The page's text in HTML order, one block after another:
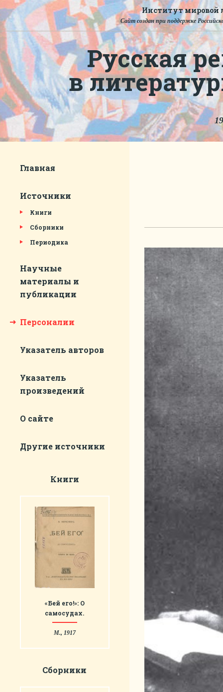
Институт мировой
Сайт создан при поддержке
Русская
в
Главная
Источники
Книги
Сборники
Периодика
Научные
материалы и
публикации
Персоналии
Указатель авторов
Указатель
произведений
О сайте
Другие источники
Книги
«Бей его!»: О
самосудах.
М., 1917
Сборники